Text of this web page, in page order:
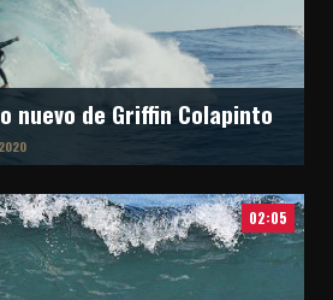
nuevo de Griffin Colapinto
02:05